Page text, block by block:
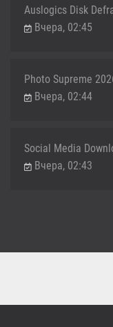
Auslogics Disk
Вчера, 02:45
Photo Supreme
Вчера, 02:44
Social Media
Вчера, 02:43